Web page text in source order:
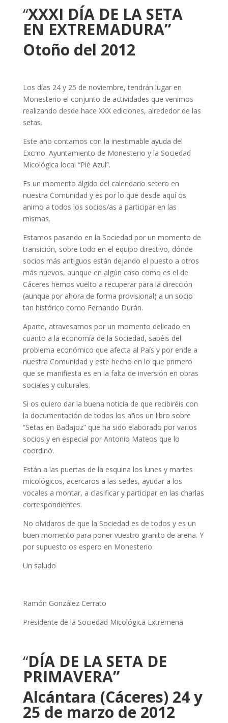
“XXXI DÍA DE LA SETA
EN EXTREMADURA”
Otoño del 2012
Los días 24 y 25 de noviembre, tendrán lugar en
Monesterio el conjunto de actividades que venimos
realizando desde hace XXX ediciones, alrededor de las
setas.
Este año contamos con la inestimable ayuda del
Excmo. Ayuntamiento de Monesterio y la Sociedad
Micológica local “Pié Azul”.
Es un momento álgido del calendario setero en
nuestra Comunidad y es por lo que desde aquí os
animo a todos los socios/as a participar en las
mismas.
Estamos pasando en la Sociedad por un momento de
transición, sobre todo en el equipo directivo, dónde
socios más antiguos están dejando el puesto a otros
más nuevos, aunque en algún caso como es el de
Cáceres hemos vuelto a recuperar para la dirección
(aunque por ahora de forma provisional) a un socio
tan histórico como Fernando Durán.
Aparte, atravesamos por un momento delicado en
cuanto a la economía de la Sociedad, sabéis del
problema económico que afecta al País y por ende a
nuestra Comunidad y este hecho en lo que primero
que se manifiesta es en la falta de inversión en obras
sociales y culturales.
Si os quiero dar la buena noticia de que recibiréis con
la documentación de todos los años un libro sobre
“Setas en Badajoz” que ha sido elaborado por varios
socios y en especial por Antonio Mateos que lo
coordinó.
Están a las puertas de la esquina los lunes y martes
micológicos, acercaros a las sedes, ayudar a los
vocales a montar, a clasificar y participar en las charlas
correspondientes.
No olvidaros de que la Sociedad es de todos y es un
buen momento para poner vuestro granito de arena. Y
por supuesto os espero en Monesterio.
Un saludo
Ramón González Cerrato
Presidente de la Sociedad Micológica Extremeña
“DÍA DE LA SETA DE
PRIMAVERA”
Alcántara (Cáceres) 24 y
25 de marzo de 2012